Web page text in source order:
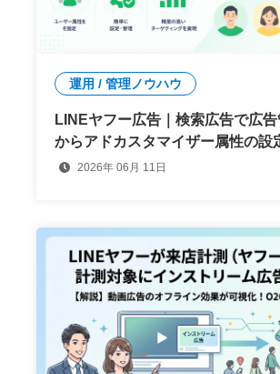
運用 / 管理ノウハウ
LINEヤフー広告｜検索広告で広
からアドカスタマイザー属性の設
2026年 06月 11日